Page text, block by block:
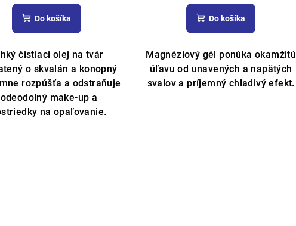
hodnotenie
produktu
je
5,0
z
5
hviezdičiek.
Do košíka
čistiaci olej na tvár
o skvalán a konopný
rozpúšťa a odstraňuje
make-up a
na opaľovanie.
Do košíka
Magnéziový gél ponúka okamžitú
úľavu od unavených a napätých
svalov a príjemný chladivý efekt.